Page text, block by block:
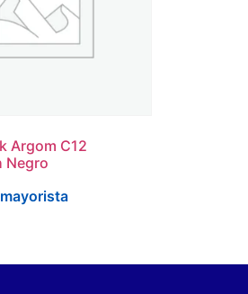
Argom C12
Negro